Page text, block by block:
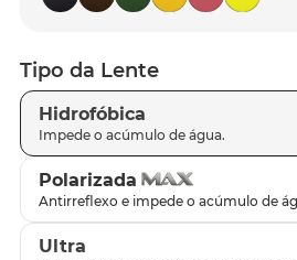
Tipo da Lente
Hidrofóbica
Polarizada
Ultra